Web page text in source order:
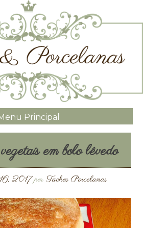
Principal
em bolo lêvedo
2017por Tachos Porcelanas